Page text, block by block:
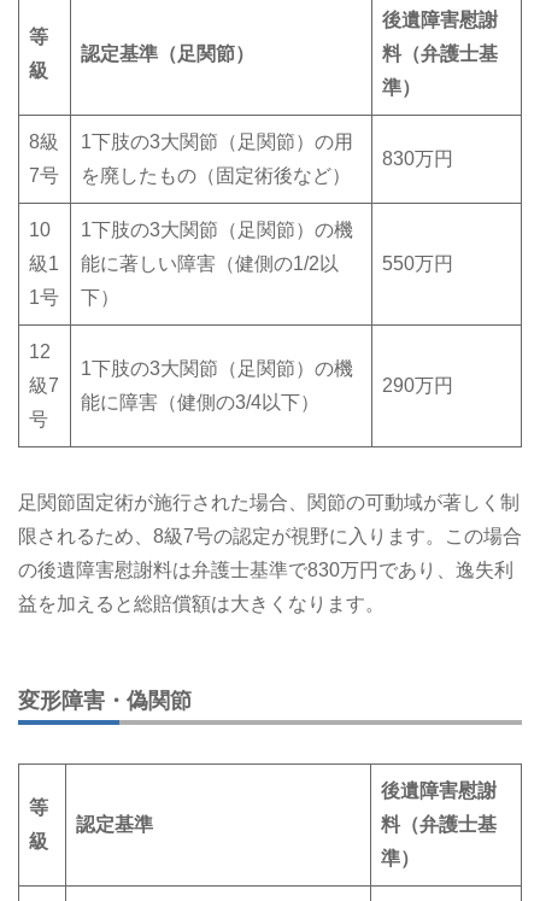
等
級
認定基準（足関節）
後遺障害慰謝
料（弁護士基
準）
8級
7号
1下肢の3大関節（足関節）の用
を廃したもの（固定術後など）
830万円
10
級1
1号
1下肢の3大関節（足関節）の機
能に著しい障害（健側の1/2以
下）
550万円
12
級7
号
1下肢の3大関節（足関節）の機
能に障害（健側の3/4以下）
290万円
足関節固定術が施行された場合、関節の可動域が著しく制
限されるため、8級7号の認定が視野に入ります。この場合
の後遺障害慰謝料は弁護士基準で830万円であり、逸失利
益を加えると総賠償額は大きくなります。
変形障害・偽関節
等
級
認定基準
後遺障害慰謝
料（弁護士基
準）